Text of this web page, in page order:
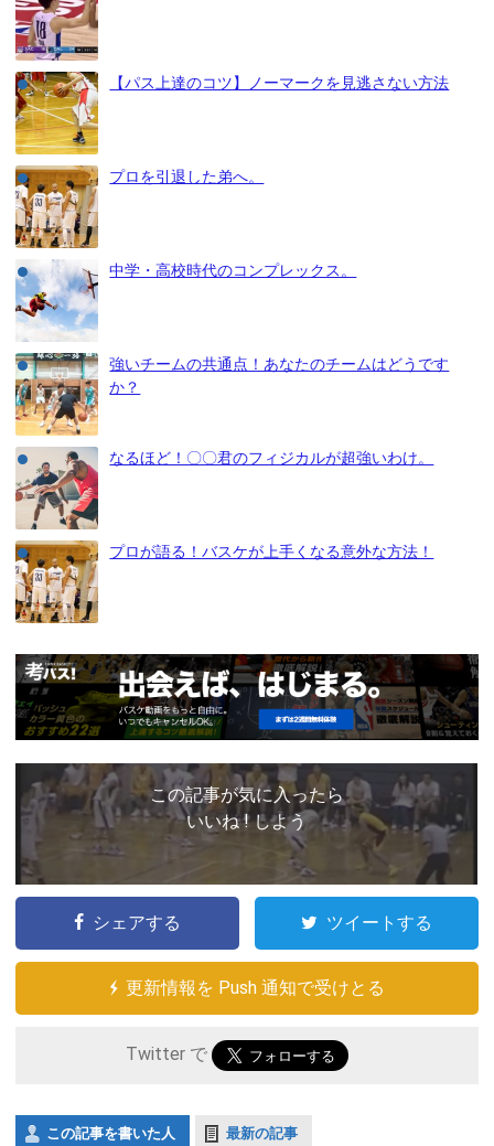
【パス上達のコツ】ノーマークを見逃さない方法
プロを引退した弟へ。
中学・高校時代のコンプレックス。
強いチームの共通点！あなたのチームはどうです
か？
なるほど！〇〇君のフィジカルが超強いわけ。
プロが語る！バスケが上手くなる意外な方法！
この記事が気に入ったら
いいね ! しよう
シェアする ツイートする
更新情報を Push 通知で受けとる
Twitter で
この記事を書いた人 最新の記事